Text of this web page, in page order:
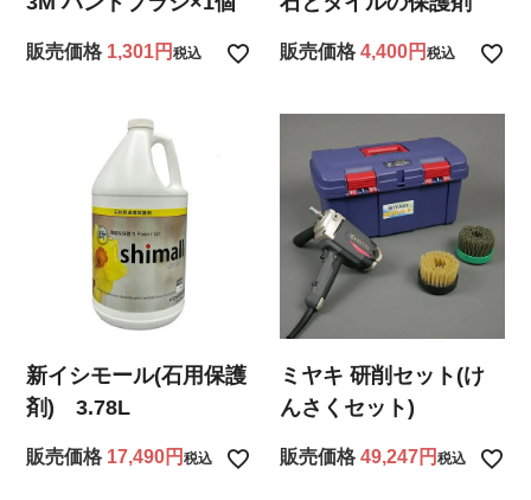
販売価格 1,301 税込 販売価格 4,400 税込
新イシモール(石用保護
剤) 3.78L
販売価格 17,490 税込
ミヤキ 研削セット(け
んさくセット)
販売価格 49,247 税込